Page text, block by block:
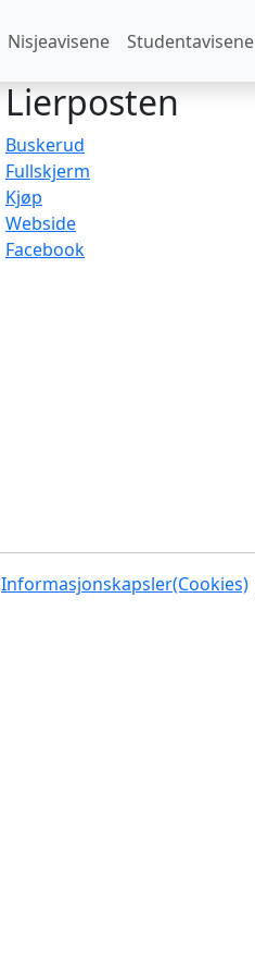
Nisjeavisene Studentavisene
Lierposten
Buskerud
Fullskjerm
Kjøp
Webside
Facebook
Informasjonskapsler(Cookies)